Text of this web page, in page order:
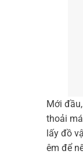
Mới
thoải
lấy đồ
êm để